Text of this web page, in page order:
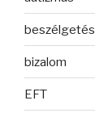
beszélgetés
bizalom
EFT